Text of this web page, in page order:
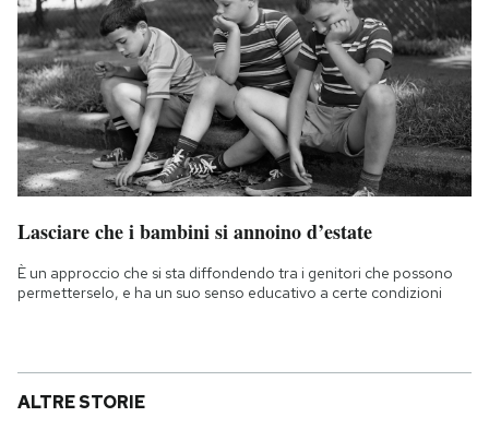
Lasciare che i bambini si annoino d’estate
È un approccio che si sta diffondendo tra i genitori che possono
permetterselo, e ha un suo senso educativo a certe condizioni
ALTRE STORIE